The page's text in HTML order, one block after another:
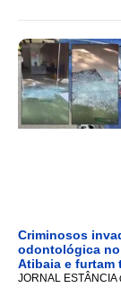
Criminosos
odontológica
Atibaia e furtam
JORNAL ESTÂNCIA